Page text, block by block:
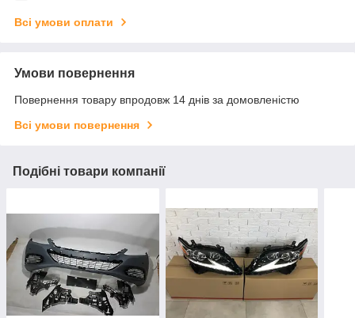
Всі умови оплати
Умови повернення
Повернення товару впродовж 14 днів за домовленістю
Всі умови повернення
Подібні товари компанії